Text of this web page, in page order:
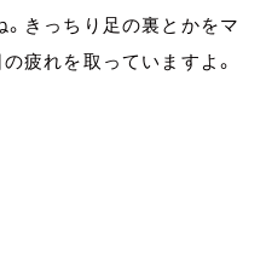
。きっちり足の裏とかをマ
疲れを取っていますよ。